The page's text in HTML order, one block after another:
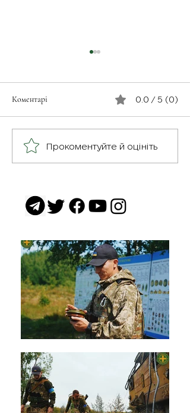
Герої серед нас: медик
Хітмен
Коментарі 0.0 / 5 (0)
Прокоментуйте й оцініть